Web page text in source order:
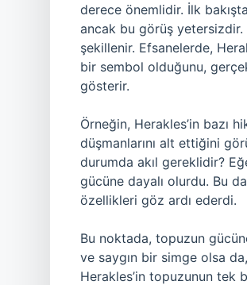
derece önemlidir. İlk
ancak bu görüş yetersizdir.
şekillenir. Efsanelerde,
bir sembol olduğunu,
gösterir.
Örneğin, Herakles’in bazı
düşmanlarını alt ettiğini
durumda akıl gereklidir?
gücüne dayalı olurdu. Bu
özellikleri göz ardı ederdi.
Bu noktada, topuzun
ve saygın bir simge olsa
Herakles’in topuzunun tek